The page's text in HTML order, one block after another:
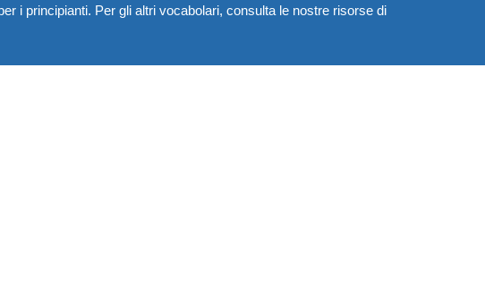
i principianti. Per gli altri vocabolari, consulta le nostre risorse di